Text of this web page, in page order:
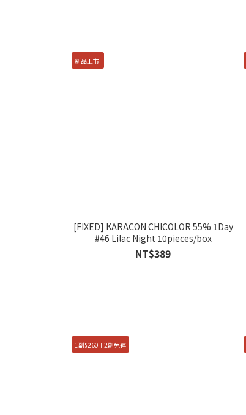
新品上市!
[FIXED] KARACON CHICOLOR 55% 1Day
#46 Lilac Night 10pieces/box
NT$389
1副$260ㅣ2副免運